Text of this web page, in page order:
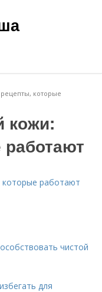
которые
кожи:
которые работают
чистой
для